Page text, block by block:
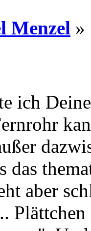
Menzel »
ich
das
aber